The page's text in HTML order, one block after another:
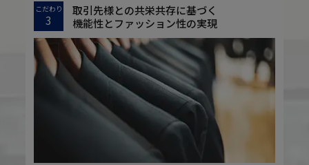
こだわり
3
取引先様との共栄共存に基づく
機能性とファッション性の実現